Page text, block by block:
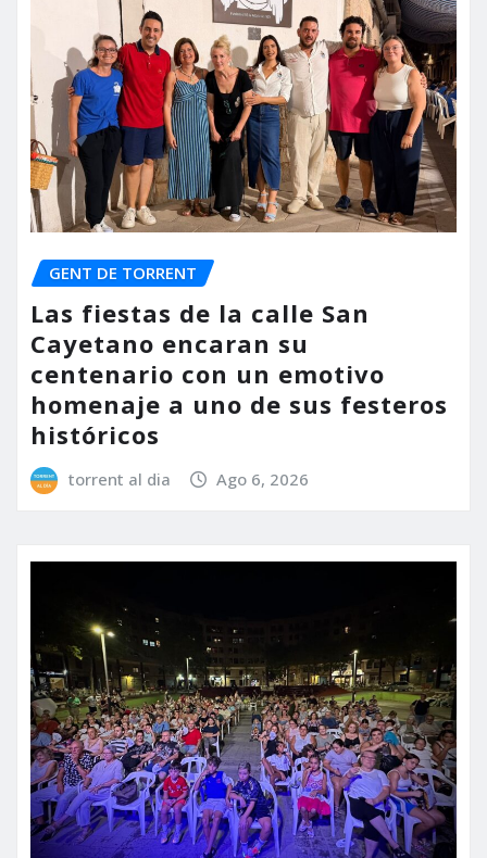
GENT DE TORRENT
Las fiestas de la calle San
Cayetano encaran su
centenario con un emotivo
homenaje a uno de sus festeros
históricos
torrent al dia Ago 6, 2026